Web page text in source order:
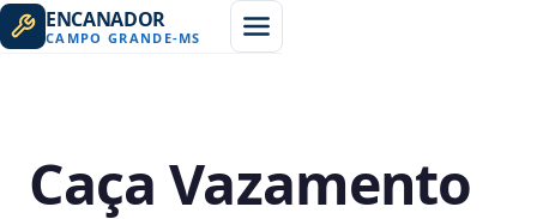
ENCANADOR
CAMPO GRANDE-MS
Caça Vazamento